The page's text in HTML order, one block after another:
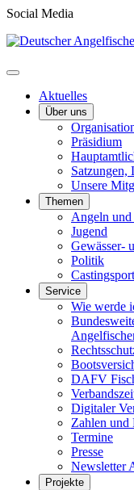
Social Media
Aktuelles
Über uns
Präsidium
Satzungen,
Unsere
Themen
Angeln und
Jugend
Gewässer-
Politik
Castingsport
Service
Wie werde
DAFV
Digitaler
Zahlen und
Termine
Presse
Newsletter
Projekte